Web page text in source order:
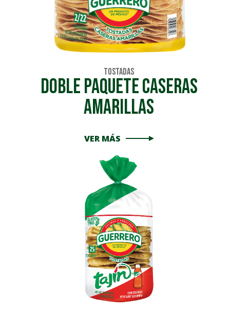
Tostadas
DOBLE PAQUETE CASERAS
AMARILLAS
VER MÁS